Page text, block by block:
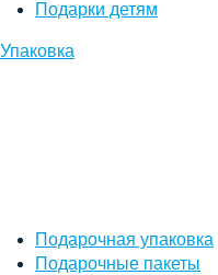
Подарки детям
Упаковка
Подарочная упаковка
Подарочные пакеты